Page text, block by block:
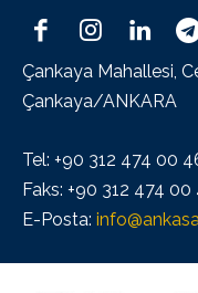
Çankaya Mahallesi,
Çankaya/ANKARA
Tel: +90 312 474 00
Faks: +90 312 474 00
E-Posta: